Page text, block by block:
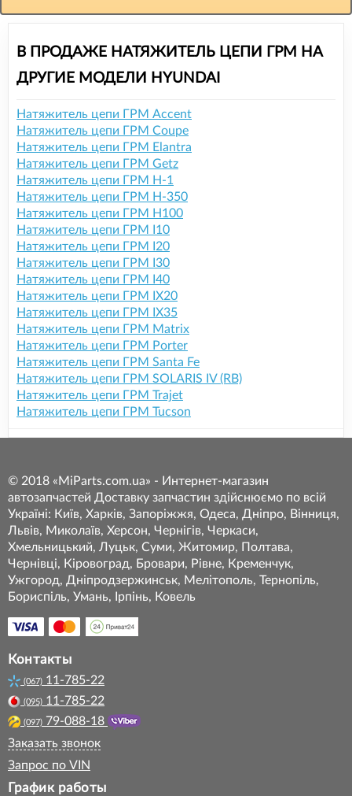
В ПРОДАЖЕ НАТЯЖИТЕЛЬ ЦЕПИ ГРМ НА
ДРУГИЕ МОДЕЛИ HYUNDAI
Натяжитель цепи ГРМ Accent
Натяжитель цепи ГРМ Coupe
Натяжитель цепи ГРМ Elantra
Натяжитель цепи ГРМ Getz
Натяжитель цепи ГРМ H-1
Натяжитель цепи ГРМ H-350
Натяжитель цепи ГРМ H100
Натяжитель цепи ГРМ I10
Натяжитель цепи ГРМ I20
Натяжитель цепи ГРМ I30
Натяжитель цепи ГРМ I40
Натяжитель цепи ГРМ IX20
Натяжитель цепи ГРМ IX35
Натяжитель цепи ГРМ Matrix
Натяжитель цепи ГРМ Porter
Натяжитель цепи ГРМ Santa Fe
Натяжитель цепи ГРМ SOLARIS IV (RB)
Натяжитель цепи ГРМ Trajet
Натяжитель цепи ГРМ Tucson
© 2018 «MiParts.com.ua» - Интернет-магазин
автозапчастей Доставку запчастин здійснюємо по всій
Україні: Київ, Харків, Запоріжжя, Одеса, Дніпро, Вінниця,
Львів, Миколаїв, Херсон, Чернігів, Черкаси,
Хмельницький, Луцьк, Суми, Житомир, Полтава,
Чернівці, Кіровоград, Бровари, Рівне, Кременчук,
Ужгород, Дніпродзержинськ, Мелітополь, Тернопіль,
Бориспіль, Умань, Ірпінь, Ковель
Контакты
(067) 11-785-22
(095) 11-785-22
(097) 79-088-18
Заказать звонок
Запрос по VIN
График работы